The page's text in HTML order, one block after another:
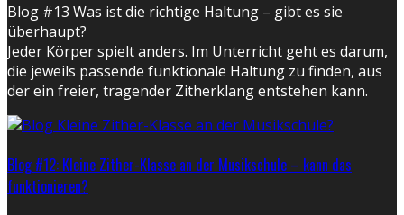
Blog #13 Was ist die richtige Haltung – gibt es sie
überhaupt?
Jeder Körper spielt anders. Im Unterricht geht es darum,
die jeweils passende funktionale Haltung zu finden, aus
der ein freier, tragender Zitherklang entstehen kann.
Blog #12: Kleine Zither-Klasse an der Musikschule – kann das
funktionieren?